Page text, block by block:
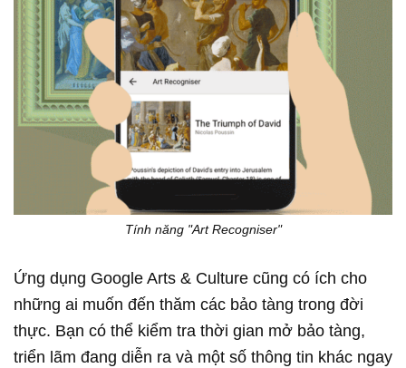
Tính năng "Art Recogniser"
Ứng dụng Google Arts & Culture cũng có ích cho
những ai muốn đến thăm các bảo tàng trong đời
thực. Bạn có thể kiểm tra thời gian mở bảo tàng,
triển lãm đang diễn ra và một số thông tin khác ngay